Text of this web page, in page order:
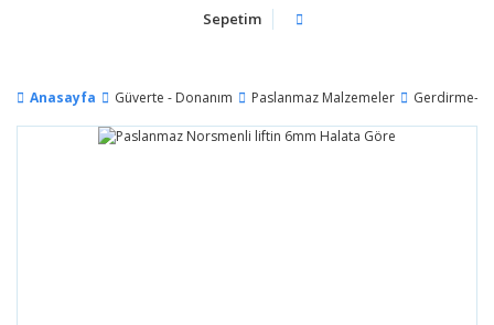
Sepetim
Anasayfa Güverte - Donanım Paslanmaz Malzemeler Gerdirme-